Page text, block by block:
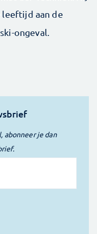
leeftijd aan de
ongeval.
abonneer je dan